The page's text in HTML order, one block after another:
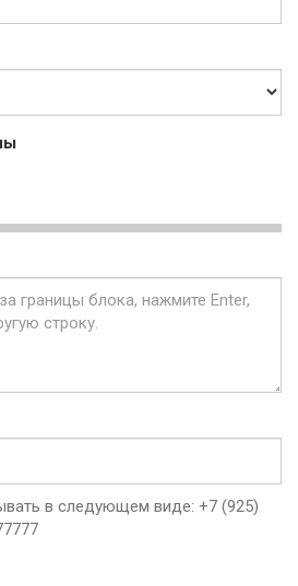
в следующем виде: +7 (925)